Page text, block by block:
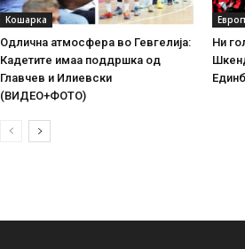
Кошарка
Одлична атмосфера во Гевгелија:
Кадетите имаа поддршка од
Главчев и Илиевски
(ВИДЕО+ФОТО)
Ни